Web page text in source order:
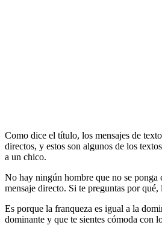
Como dice el título, los mensajes de
directos, y estos son algunos de los
a un chico.
No hay ningún hombre que no se ponga
mensaje directo. Si te preguntas por qué,
Es porque la franqueza es igual a la
dominante y que te sientes cómoda con